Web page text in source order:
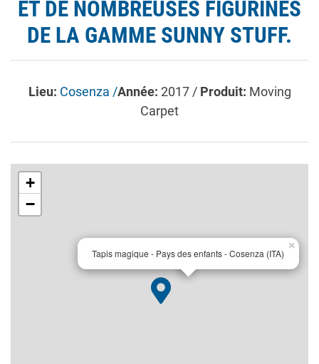
ET DE NOMBREUSES FIGURINES
DE LA GAMME SUNNY STUFF.
Lieu: Cosenza /Année: 2017 / Produit: Moving
Carpet
Tapis magique - Pays des enfants - Cosenza (ITA)
×
+
−